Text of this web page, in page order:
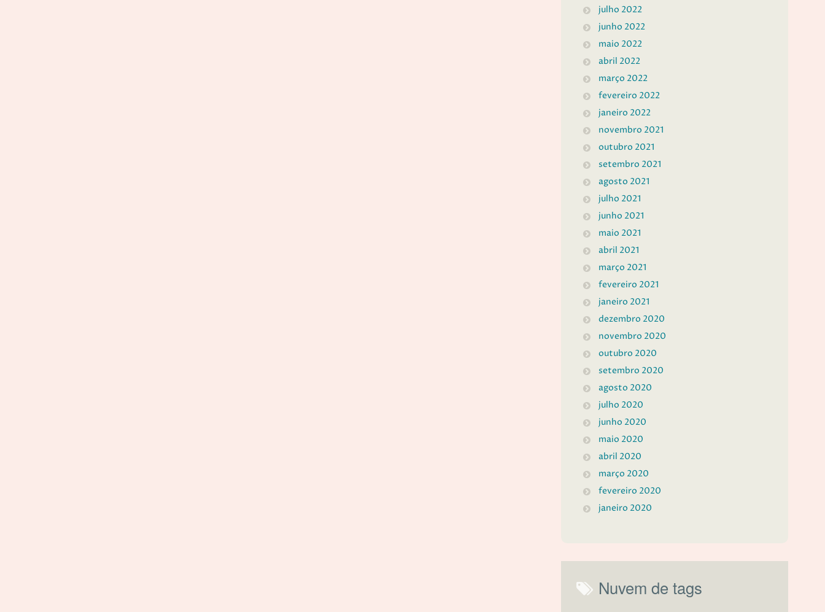
julho 2022
junho 2022
maio 2022
abril 2022
março 2022
fevereiro 2022
janeiro 2022
novembro 2021
outubro 2021
setembro 2021
agosto 2021
julho 2021
junho 2021
maio 2021
abril 2021
março 2021
fevereiro 2021
janeiro 2021
dezembro 2020
novembro 2020
outubro 2020
setembro 2020
agosto 2020
julho 2020
junho 2020
maio 2020
abril 2020
março 2020
fevereiro 2020
janeiro 2020
Nuvem de tags